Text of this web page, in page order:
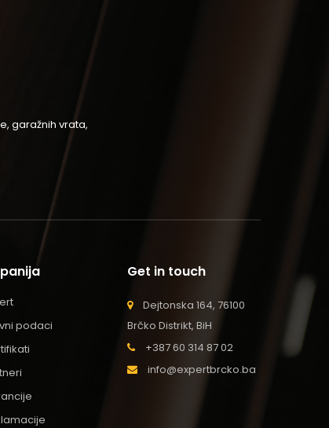
garažnih vrata,
podaci
Get in touch
Dejtonska 164, 76100
Brčko Distrikt, BiH
+387 60 314 87 02
info@expertbrcko.ba